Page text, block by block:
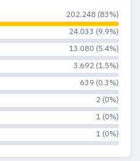
—
—
202.248 (83%)
24.033 (9.9%)
13.080 (5.4%)
3.692 (1.5%)
639 (0.3%)
2 (0%)
1 (0%)
1 (0%)